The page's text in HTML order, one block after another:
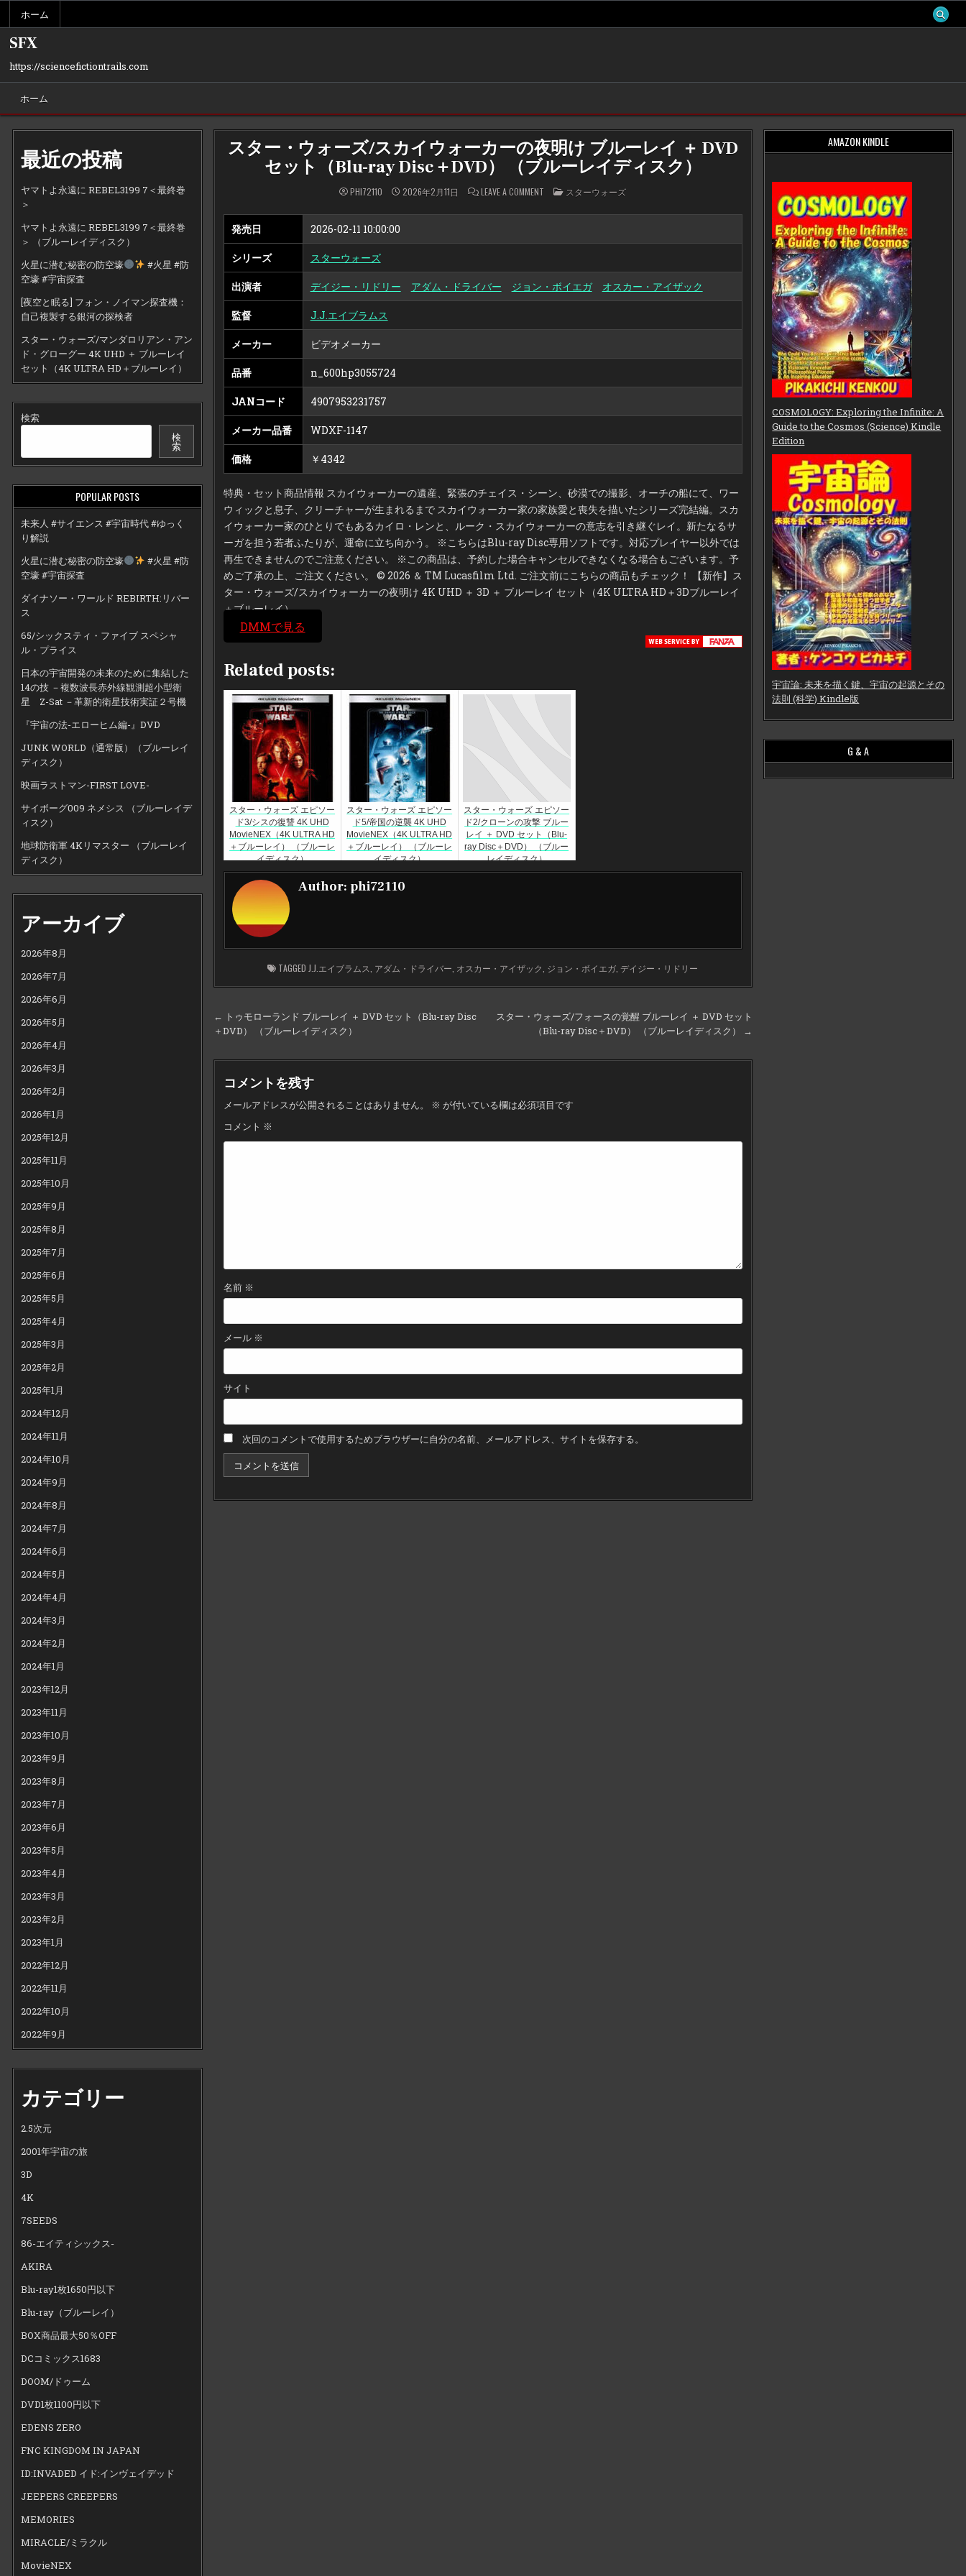
content
ホーム
SFX
https://sciencefictiontrails.com
ホーム
最近の投稿
ヤマトよ永遠に REBEL3199 7＜最終巻
＞
ヤマトよ永遠に REBEL3199 7＜最終巻
＞ （ブルーレイディスク）
火星に潜む秘密の防空壕
#火星 #防
空壕 #宇宙探査
[夜空と眠る] フォン・ノイマン探査機：
自己複製する銀河の探検者
スター・ウォーズ/マンダロリアン・アン
ド・グローグー 4K UHD ＋ ブルーレイ
セット（4K ULTRA HD＋ブルーレイ）
検索
検
索
POPULAR POSTS
未来人 #サイエンス #宇宙時代 #ゆっく
り解説
火星に潜む秘密の防空壕
#火星 #防
空壕 #宇宙探査
ダイナソー・ワールド REBIRTH:リバー
ス
65/シックスティ・ファイブ スペシャ
ル・プライス
日本の宇宙開発の未来のために集結した
14の技 －複数波長赤外線観測超小型衛
星 Z-Sat －革新的衛星技術実証２号機
『宇宙の法-エローヒム編-』DVD
JUNK WORLD（通常版）（ブルーレイ
ディスク）
映画ラストマン-FIRST LOVE-
サイボーグ009 ネメシス （ブルーレイデ
ィスク）
地球防衛軍 4Kリマスター （ブルーレイ
ディスク）
アーカイブ
2026年8月
2026年7月
2026年6月
2026年5月
2026年4月
2026年3月
2026年2月
2026年1月
2025年12月
2025年11月
2025年10月
2025年9月
2025年8月
2025年7月
2025年6月
2025年5月
2025年4月
2025年3月
2025年2月
2025年1月
2024年12月
2024年11月
2024年10月
2024年9月
2024年8月
2024年7月
2024年6月
2024年5月
2024年4月
2024年3月
2024年2月
2024年1月
2023年12月
2023年11月
2023年10月
2023年9月
2023年8月
2023年7月
2023年6月
2023年5月
2023年4月
2023年3月
2023年2月
2023年1月
2022年12月
2022年11月
2022年10月
2022年9月
カテゴリー
2.5次元
2001年宇宙の旅
3D
4K
7SEEDS
86-エイティシックス-
AKIRA
Blu-ray1枚1650円以下
Blu-ray（ブルーレイ）
BOX商品最大50％OFF
DCコミックス1683
DOOM/ドゥーム
DVD1枚1100円以下
EDENS ZERO
FNC KINGDOM IN JAPAN
ID:INVADED イド:インヴェイデッド
JEEPERS CREEPERS
MEMORIES
MIRACLE/ミラクル
MovieNEX
スター・ウォーズ/スカイウォーカーの夜明け ブルーレイ ＋ DVD
セット（Blu-ray Disc＋DVD） （ブルーレイディスク）
PHI72110 2026年2月11日 LEAVE A COMMENT ON
ー・
ー
ウ
ォ
ー
の
レ
DVD
＋
（ブ
ル
ー
レ
イ
デ
ィ
ス
ク）
POSTED
IN
スターウォーズ
発売日 2026-02-11 10:00:00
シリーズ スターウォーズ
出演者 デイジー・リドリー アダム・ドライバー ジョン・ボイエガ オスカー・アイザック
監督 J.J.エイブラムス
メーカー ビデオメーカー
品番 n_600hp3055724
JANコード 4907953231757
メーカー品番 WDXF-1147
価格 ￥4342
特典・セット商品情報 スカイウォーカーの遺産、緊張のチェイス・シーン、砂漠での撮影、オーチの船にて、ワー
ウィックと息子、クリーチャーが生まれるまで スカイウォーカー家の家族愛と喪失を描いたシリーズ完結編。スカ
イウォーカー家のひとりでもあるカイロ・レンと、ルーク・スカイウォーカーの意志を引き継ぐレイ。新たなるサ
ーガを担う若者ふたりが、運命に立ち向かう。 ※こちらはBlu-ray Disc専用ソフトです。対応プレイヤー以外では
再生できませんのでご注意ください。 ※この商品は、予約した場合キャンセルできなくなる場合もございます。予
めご了承の上、ご注文ください。 © 2026 ＆ TM Lucasfilm Ltd. ご注文前にこちらの商品もチェック！ 【新作】ス
ター・ウォーズ/スカイウォーカーの夜明け 4K UHD ＋ 3D ＋ ブルーレイ セット（4K ULTRA HD＋3Dブルーレイ
＋ブルーレイ）
DMMで見る
Related posts:
スター・ウォーズ エピソー
ド3/シスの復讐 4K UHD
MovieNEX（4K ULTRA HD
＋ブルーレイ） （ブルーレ
イディスク）
スター・ウォーズ エピソー
ド5/帝国の逆襲 4K UHD
MovieNEX（4K ULTRA HD
＋ブルーレイ） （ブルーレ
イディスク）
スター・ウォーズ エピソー
ド2/クローンの攻撃 ブルー
レイ ＋ DVD セット（Blu-
ray Disc＋DVD） （ブルー
レイディスク）
Author: phi72110
TAGGED J.J.エイブラムス アダム・ドライバー オスカー・アイザック ジョン・ボイエガ ,デイジー・リドリー
投
稿
ナ
ビ
ゲ
ー
シ
スター・ウォーズ/フォースの覚醒 ブルーレイ ＋ DVD セット
（Blu-ray Disc＋DVD） （ブルーレイディスク） →
← トゥモローランド ブルーレイ ＋ DVD セット（Blu-ray Disc
＋DVD） （ブルーレイディスク）
コメントを残す
メールアドレスが公開されることはありません。 ※ が付いている欄は必須項目です
コメント ※
名前 ※
メール ※
サイト
次回のコメントで使用するためブラウザーに自分の名前、メールアドレス、サイトを保存する。
AMAZON KINDLE
COSMOLOGY: Exploring the Infinite: A
Guide to the Cosmos (Science) Kindle
Edition
宇宙論: 未来を描く鍵、宇宙の起源とその
法則 (科学) Kindle版
G & A